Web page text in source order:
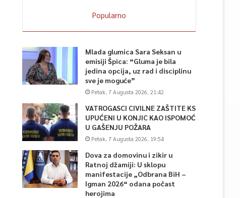
Popularno
Mlada glumica Sara Seksan u
emisiji Špica: “Gluma je bila
jedina opcija, uz rad i disciplinu
sve je moguće”
Petak, 7 Augusta 2026, 21:42
VATROGASCI CIVILNE ZAŠTITE KS
UPUĆENI U KONJIC KAO ISPOMOĆ
U GAŠENJU POŽARA
Petak, 7 Augusta 2026, 19:54
Dova za domovinu i zikir u
Ratnoj džamiji: U sklopu
manifestacije „Odbrana BiH –
Igman 2026“ odana počast
herojima